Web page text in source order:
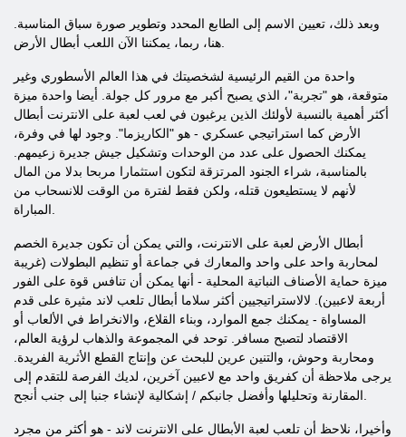
وبعد ذلك، تعيين الاسم إلى الطابع المحدد وتطوير صورة سباق المناسبة.
واحدة من القيم الرئيسية لشخصيتك في هذا العالم الأسطوري وغير
متوقعة، هو "تجربة"، الذي يصبح أكبر مع مرور كل جولة. أيضا واحدة ميزة
أكثر أهمية بالنسبة لأولئك الذين يرغبون في لعب لعبة على الانترنت أبطال
الأرض كما استراتيجي عسكري - هو "الكاريزما". وجود لها في وفرة،
يمكنك الحصول على عدد من الوحدات وتشكيل جيش جديرة زعيمهم.
بالمناسبة، شراء الجنود المرتزقة لتكون استثمارا مربحا بدلا من المال
لأنهم لا يستطيعون قتله، ولكن فقط لفترة من الوقت للانسحاب من
أبطال الأرض لعبة على الانترنت، والتي يمكن أن تكون جديرة الخصم
لمحاربة واحد على واحد والمعارك في جماعة أو تنظيم البطولات (غريبة
ميزة حماية الأصناف النباتية المحلية - أنها يمكن أن تنافس قوة على الفور
أربعة لاعبين). لالاستراتيجيين أكثر سلاما أبطال تلعب لاند مثيرة على قدم
المساواة - يمكنك جمع الموارد، وبناء القلاع، والانخراط في الألعاب أو
الاقتصاد لتصبح مسافر. توحد في المجموعة والذهاب لرؤية العالم،
ومحاربة وحوش، والتنين عرين للبحث عن وإنتاج القطع الأثرية الفريدة.
يرجى ملاحظة أن كفريق واحد مع لاعبين آخرين، لديك الفرصة للتقدم إلى
وأخيرا، نلاحظ أن تلعب لعبة الأبطال على الانترنت لاند - هو أكثر من مجرد